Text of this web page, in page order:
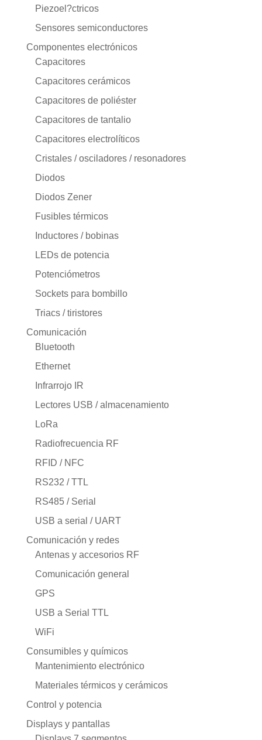
Piezoel?ctricos
Sensores semiconductores
Componentes electrónicos
Capacitores
Capacitores cerámicos
Capacitores de poliéster
Capacitores de tantalio
Capacitores electrolíticos
Cristales / osciladores / resonadores
Diodos
Diodos Zener
Fusibles térmicos
Inductores / bobinas
LEDs de potencia
Potenciómetros
Sockets para bombillo
Triacs / tiristores
Comunicación
Bluetooth
Ethernet
Infrarrojo IR
Lectores USB / almacenamiento
LoRa
Radiofrecuencia RF
RFID / NFC
RS232 / TTL
RS485 / Serial
USB a serial / UART
Comunicación y redes
Antenas y accesorios RF
Comunicación general
GPS
USB a Serial TTL
WiFi
Consumibles y químicos
Mantenimiento electrónico
Materiales térmicos y cerámicos
Control y potencia
Displays y pantallas